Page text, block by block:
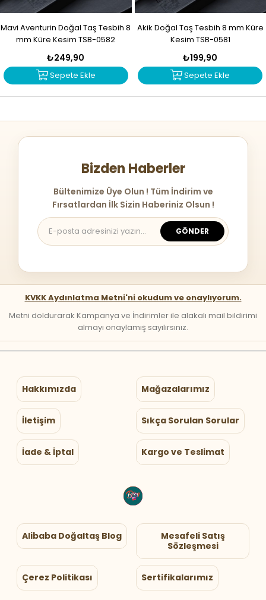
Mavi Aventurin Doğal Taş Tesbih 8
mm Küre Kesim TSB-0582
₺249,90
Sepete Ekle
Akik Doğal Taş Tesbih 8 mm Küre
Kesim TSB-0581
₺199,90
Sepete Ekle
Bizden Haberler
Bültenimize Üye Olun ! Tüm İndirim ve
Fırsatlardan İlk Sizin Haberiniz Olsun !
GÖNDER
KVKK Aydınlatma Metni'ni okudum ve onaylıyorum.
Metni doldurarak Kampanya ve İndirimler ile alakalı mail bildirimi
almayı onaylamış sayılırsınız.
Hakkımızda Mağazalarımız
İletişim Sıkça Sorulan Sorular
İade & İptal Kargo ve Teslimat
Alibaba Doğaltaş Blog
Mesafeli Satış
Sözleşmesi
Çerez Politikası Sertifikalarımız